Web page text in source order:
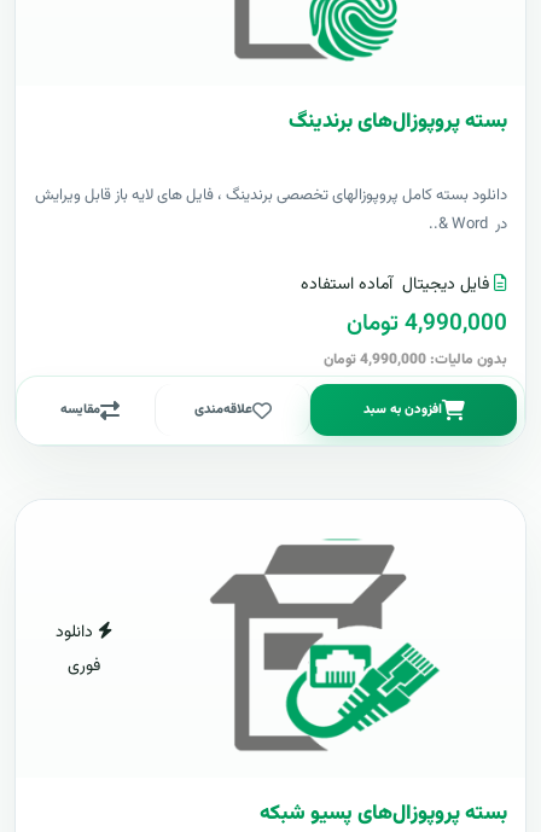
بسته پروپوزال‌های برندینگ
دانلود بسته کامل پروپوزالهای تخصصی برندینگ ، فایل های لایه باز قابل ویرایش
در Word &..
فایل دیجیتال آماده استفاده
4,990,000 تومان
بدون مالیات: 4,990,000 تومان
افزودن به سبد علاقه‌مندی مقایسه
دانلود
فوری
بسته پروپوزال‌های پسیو شبکه